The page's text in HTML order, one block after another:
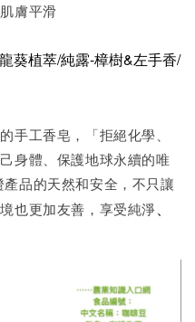
膚平滑
葵植萃/純露-樟樹&左手香/
手工香皂，「拒絕化學、
身體、保護地球永續的唯
品的天然和安全，不只讓
也更加友善，享受純淨、